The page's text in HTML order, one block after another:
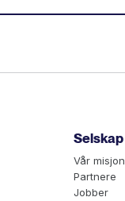
Selskap
Vår misjon
Partnere
Jobber